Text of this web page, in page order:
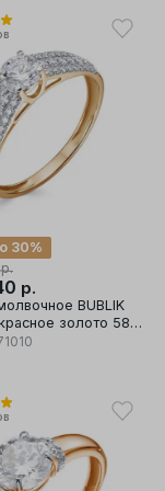
30%
р.
BUBLIK
золото 585
фианит